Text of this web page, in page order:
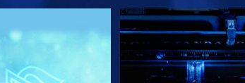
LES SÉRIES DÉCOUVRIR LES SÉRIES